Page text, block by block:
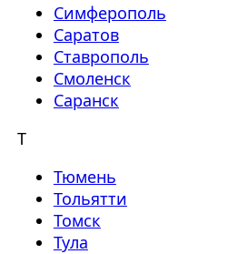
Симферополь
Саратов
Ставрополь
Смоленск
Саранск
Т
Тюмень
Тольятти
Томск
Тула